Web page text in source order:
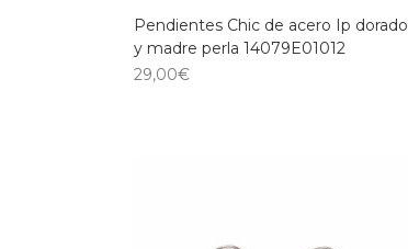
Pendientes Chic de acero Ip dorado
y madre perla 14079E01012
29,00€